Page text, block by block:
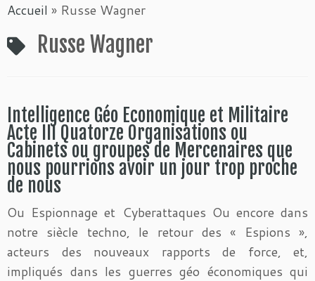
au
contenu
Accueil » Russe Wagner
Russe Wagner
Intelligence Géo Economique et Militaire
Acte III Quatorze Organisations ou
Cabinets ou groupes de Mercenaires que
nous pourrions avoir un jour trop proche
de nous
Ou Espionnage et Cyberattaques Ou encore dans
notre siècle techno, le retour des « Espions »,
acteurs des nouveaux rapports de force, et,
impliqués dans les guerres géo économiques qui